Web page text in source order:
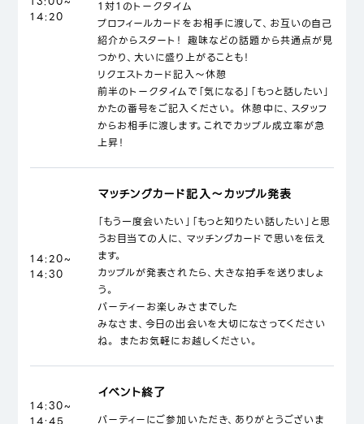
14:20
１対１のトークタイム
プロフィールカードをお相手に渡して、お互いの自己
紹介からスタート！ 趣味などの話題から共通点が見
つかり、大いに盛り上がることも！
リクエストカード記入～休憩
前半のトークタイムで「気になる」「もっと話したい」
かたの番号をご記入ください。 休憩中に、スタッフ
からお相手に渡します。これでカップル成立率が急
上昇！
14:20~
14:30
マッチングカード記入～カップル発表
「もう一度会いたい」「もっと知りたい話したい」と思
うお目当ての人に、マッチングカードで思いを伝え
ます。
カップルが発表されたら、大きな拍手を送りましょ
う。
パーティーお楽しみさまでした
みなさま、今日の出会いを大切になさってください
ね。 またお気軽にお越しください。
14:30~
イベント終了
パーティーにご参加いただき、ありがとうございま